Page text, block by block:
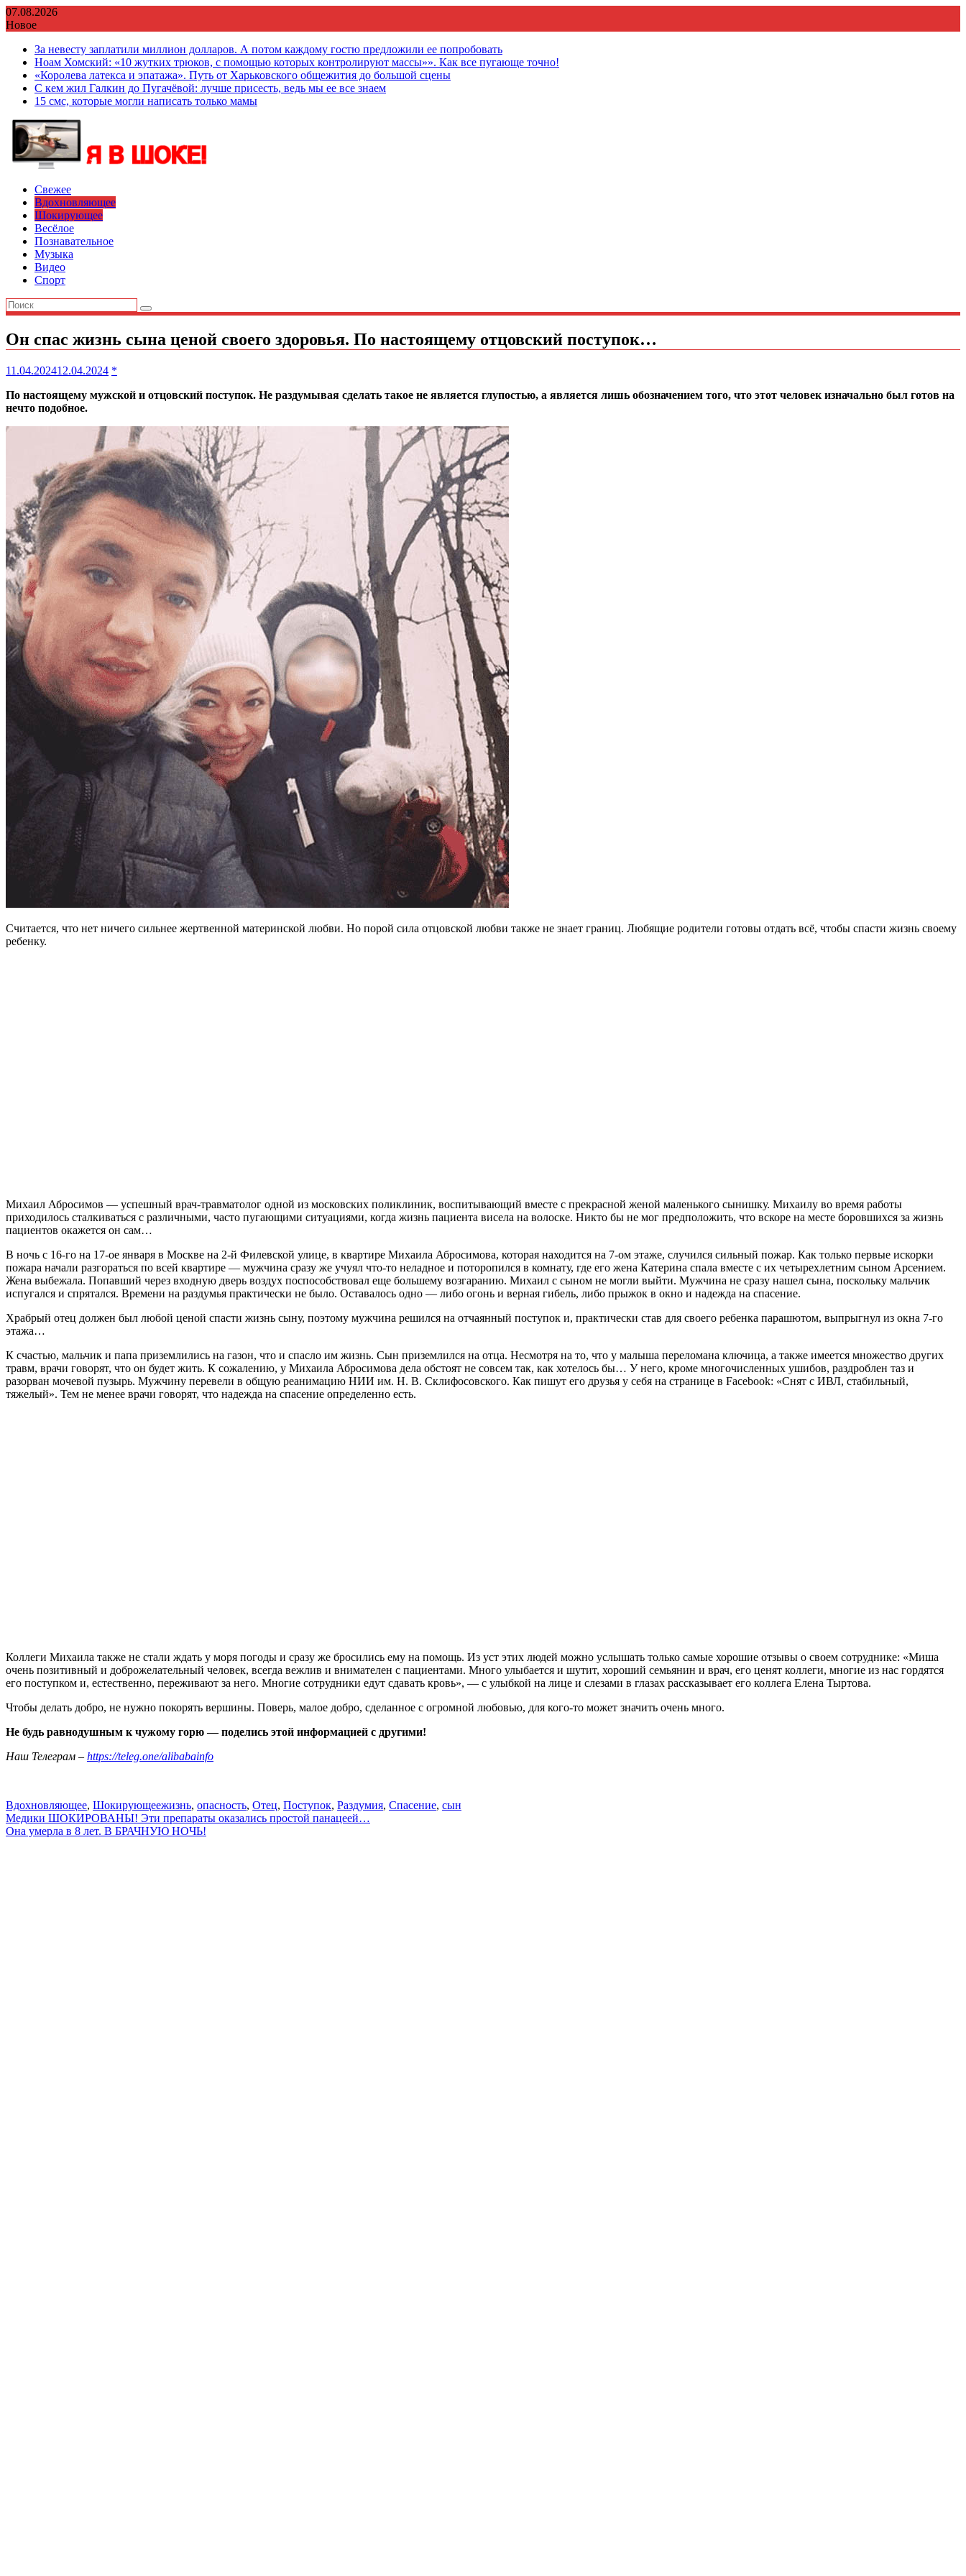
Перейти
к
07.08.2026
Новое
За невесту заплатили миллион долларов. А потом каждому гостю предложили ее попробовать
Ноам Хомский: «10 жутких трюков, с помощью которых контролируют массы»». Как все пугающе точно!
«Королева латекса и эпатажа». Путь от Харьковского общежития до большой сцены
С кем жил Галкин до Пугачёвой: лучше присесть, ведь мы ее все знаем
15 смс, которые могли написать только мамы
Свежее
Вдохновляющее
Шокирующее
Весёлое
Познавательное
Музыка
Видео
Спорт
Он спас жизнь сына ценой своего здоровья. По настоящему отцовский поступок…
11.04.202412.04.2024 *
По настоящему мужской и отцовский поступок. Не раздумывая сделать такое не является глупостью, а является лишь обозначением того, что этот человек изначально был готов на
нечто подобное.
Считается, что нет ничего сильнее жертвенной материнской любви. Но порой сила отцовской любви также не знает границ. Любящие родители готовы отдать всё, чтобы спасти жизнь своему
ребенку.
Михаил Абросимов — успешный врач-травматолог одной из московских поликлиник, воспитывающий вместе с прекрасной женой маленького сынишку. Михаилу во время работы
приходилось сталкиваться с различными, часто пугающими ситуациями, когда жизнь пациента висела на волоске. Никто бы не мог предположить, что вскоре на месте боровшихся за жизнь
пациентов окажется он сам…
В ночь с 16-го на 17-ое января в Москве на 2-й Филевской улице, в квартире Михаила Абросимова, которая находится на 7-ом этаже, случился сильный пожар. Как только первые искорки
пожара начали разгораться по всей квартире — мужчина сразу же учуял что-то неладное и поторопился в комнату, где его жена Катерина спала вместе с их четырехлетним сыном Арсением.
Жена выбежала. Попавший через входную дверь воздух поспособствовал еще большему возгаранию. Михаил с сыном не могли выйти. Мужчина не сразу нашел сына, поскольку мальчик
испугался и спрятался. Времени на раздумья практически не было. Оставалось одно — либо огонь и верная гибель, либо прыжок в окно и надежда на спасение.
Храбрый отец должен был любой ценой спасти жизнь сыну, поэтому мужчина решился на отчаянный поступок и, практически став для своего ребенка парашютом, выпрыгнул из окна 7-го
этажа…
К счастью, мальчик и папа приземлились на газон, что и спасло им жизнь. Сын приземлился на отца. Несмотря на то, что у малыша переломана ключица, а также имеется множество других
травм, врачи говорят, что он будет жить. К сожалению, у Михаила Абросимова дела обстоят не совсем так, как хотелось бы… У него, кроме многочисленных ушибов, раздроблен таз и
разорван мочевой пузырь. Мужчину перевели в общую реанимацию НИИ им. Н. В. Склифосовского. Как пишут его друзья у себя на странице в Facebook: «Снят с ИВЛ, стабильный,
тяжелый». Тем не менее врачи говорят, что надежда на спасение определенно есть.
Коллеги Михаила также не стали ждать у моря погоды и сразу же бросились ему на помощь. Из уст этих людей можно услышать только самые хорошие отзывы о своем сотруднике: «Миша
очень позитивный и доброжелательный человек, всегда вежлив и внимателен с пациентами. Много улыбается и шутит, хороший семьянин и врач, его ценят коллеги, многие из нас гордятся
его поступком и, естественно, переживают за него. Многие сотрудники едут сдавать кровь», — с улыбкой на лице и слезами в глазах рассказывает его коллега Елена Тыртова.
Чтобы делать добро, не нужно покорять вершины. Поверь, малое добро, сделанное с огромной любовью, для кого-то может значить очень много.
Не будь равнодушным к чужому горю — поделись этой информацией с другими!
Наш Телеграм – https://teleg.one/alibabainfo
Вдохновляющее, Шокирующеежизнь, опасность, Отец, Поступок, Раздумия, Спасение, сын
Навигация
по
Медики ШОКИРОВАНЫ! Эти препараты оказались простой панацеей…
Она умерла в 8 лет. В БРАЧНУЮ НОЧЬ!